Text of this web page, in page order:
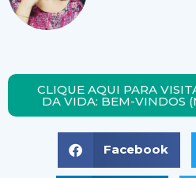
CLIQUE AQUI PARA
DA VIDA: BEM-VINDOS
Facebook